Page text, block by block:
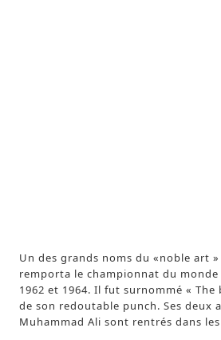
Un des grands noms du «noble art »
remporta le championnat du
1962 et 1964. Il fut surnommé « The
de son redoutable punch. Ses deux
Muhammad Ali sont rentrés dans